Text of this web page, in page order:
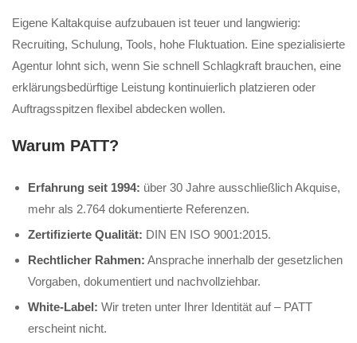
Eigene Kaltakquise aufzubauen ist teuer und langwierig:
Recruiting, Schulung, Tools, hohe Fluktuation. Eine spezialisierte
Agentur lohnt sich, wenn Sie schnell Schlagkraft brauchen, eine
erklärungsbedürftige Leistung kontinuierlich platzieren oder
Auftragsspitzen flexibel abdecken wollen.
Warum PATT?
Erfahrung seit 1994: über 30 Jahre ausschließlich Akquise,
mehr als 2.764 dokumentierte Referenzen.
Zertifizierte Qualität: DIN EN ISO 9001:2015.
Rechtlicher Rahmen: Ansprache innerhalb der gesetzlichen
Vorgaben, dokumentiert und nachvollziehbar.
White-Label: Wir treten unter Ihrer Identität auf – PATT
erscheint nicht.